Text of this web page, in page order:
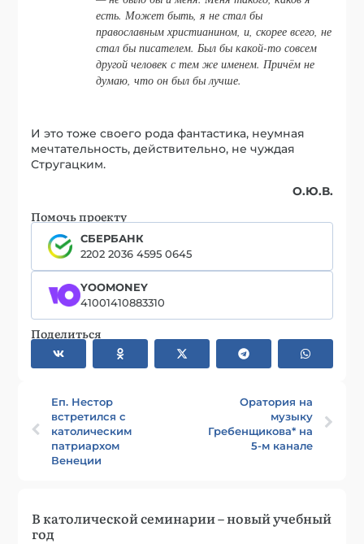
есть. Может быть, я не стал бы
православным христианином, и, скорее всего, не
стал бы писателем. Был бы какой-то совсем
другой человек с тем же именем. Причём не
думаю, что он был бы лучше.
И это тоже своего рода фантастика, неумная
мечтательность, действительно, не чуждая
Стругацким.
О.Ю.В.
Помочь проекту
СБЕРБАНК
2202 2036 4595 0645
YOOMONEY
41001410883310
Поделиться
Еп. Нестор
встретился с
католическим
патриархом
Венеции
Оратория на
музыку
Гребенщикова* на
5-м канале
В католической семинарии – новый учебный
год